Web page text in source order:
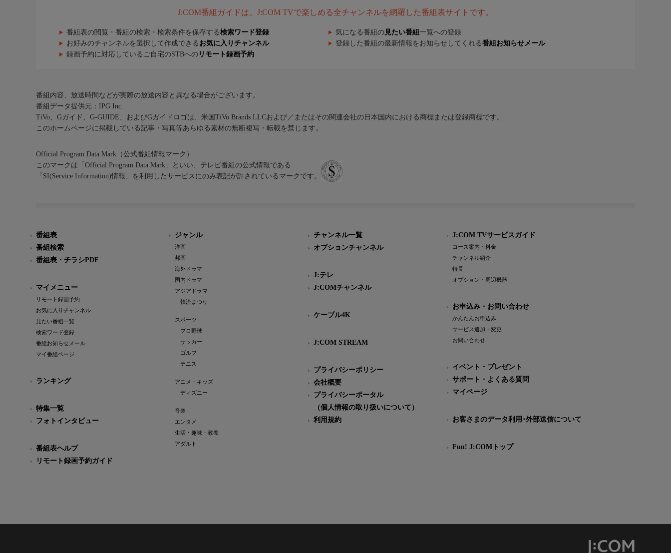
J:COM番組ガイドは、J:COM TVで楽しめる全チャンネルを網羅した番組表サイトです。
番組表の閲覧・番組の検索・検索条件を保存する検索ワード登録 気になる番組の 見たい番組 一覧への登録
お好みのチャンネルを選択して作成できる お気に入りチャンネル 登録した番組の最新情報をお知らせしてくれる番組お知らせメール
録画予約に対応しているご自宅のSTBへの リモート録画予約
番組内容、放送時間などが実際の放送内容と異なる場合がございます。
番組データ提供元：IPG Inc.
TiVo、Gガイド、G-GUIDE、およびGガイドロゴは、米国TiVo Brands LLCおよび／またはその関連会社の日本国内における商標または登録商標です。
このホームページに掲載している記事・写真等あらゆる素材の無断複写・転載を禁じます。
Official Program Data Mark（公式番組情報マーク）
このマークは「Official Program Data Mark」といい、テレビ番組の公式情報である
「SI(Service Information)情報」を利用したサービスにのみ表記が許されているマークです。
番組表
番組検索
番組表・チラシPDF
マイメニュー
リモート録画予約
お気に入りチャンネル
見たい番組一覧
検索ワード登録
番組お知らせメール
マイ番組ページ
ランキング
特集一覧
フォトインタビュー
番組表ヘルプ
リモート録画予約ガイド
ジャンル
洋画
邦画
海外ドラマ
国内ドラマ
アジアドラマ
韓流まつり
スポーツ
プロ野球
サッカー
ゴルフ
テニス
アニメ・キッズ
ディズニー
音楽
エンタメ
生活・趣味・教養
アダルト
チャンネル一覧
オプションチャンネル
J:テレ
J:COMチャンネル
ケーブル4K
J:COM STREAM
プライバシーポリシー
会社概要
プライバシーポータル
（個人情報の取り扱いについて）
利用規約
J:COM TVサービスガイド
コース案内・料金
チャンネル紹介
特長
オプション・周辺機器
お申込み・お問い合わせ
かんたんお申込み
サービス追加・変更
お問い合わせ
イベント・プレゼント
サポート・よくある質問
マイページ
お客さまのデータ利用･外部送信について
Fun! J:COMトップ